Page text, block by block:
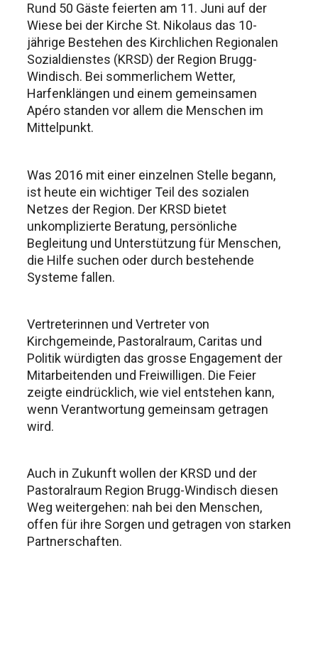
Rund 50 Gäste feierten am 11. Juni auf der
Wiese bei der Kirche St. Nikolaus das 10-
jährige Bestehen des Kirchlichen Regionalen
Sozialdienstes (KRSD) der Region Brugg-
Windisch. Bei sommerlichem Wetter,
Harfenklängen und einem gemeinsamen
Apéro standen vor allem die Menschen im
Mittelpunkt.
Was 2016 mit einer einzelnen Stelle begann,
ist heute ein wichtiger Teil des sozialen
Netzes der Region. Der KRSD bietet
unkomplizierte Beratung, persönliche
Begleitung und Unterstützung für Menschen,
die Hilfe suchen oder durch bestehende
Systeme fallen.
Vertreterinnen und Vertreter von
Kirchgemeinde, Pastoralraum, Caritas und
Politik würdigten das grosse Engagement der
Mitarbeitenden und Freiwilligen. Die Feier
zeigte eindrücklich, wie viel entstehen kann,
wenn Verantwortung gemeinsam getragen
wird.
Auch in Zukunft wollen der KRSD und der
Pastoralraum Region Brugg-Windisch diesen
Weg weitergehen: nah bei den Menschen,
offen für ihre Sorgen und getragen von starken
Partnerschaften.